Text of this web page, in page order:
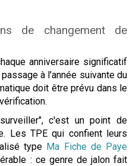
de changement de
anniversaire significatif
à l'année suivante du
doit être prévu dans le
c'est un point de
Les TPE qui confient leurs
type Ma Fiche de Paye
: ce genre de jalon fait